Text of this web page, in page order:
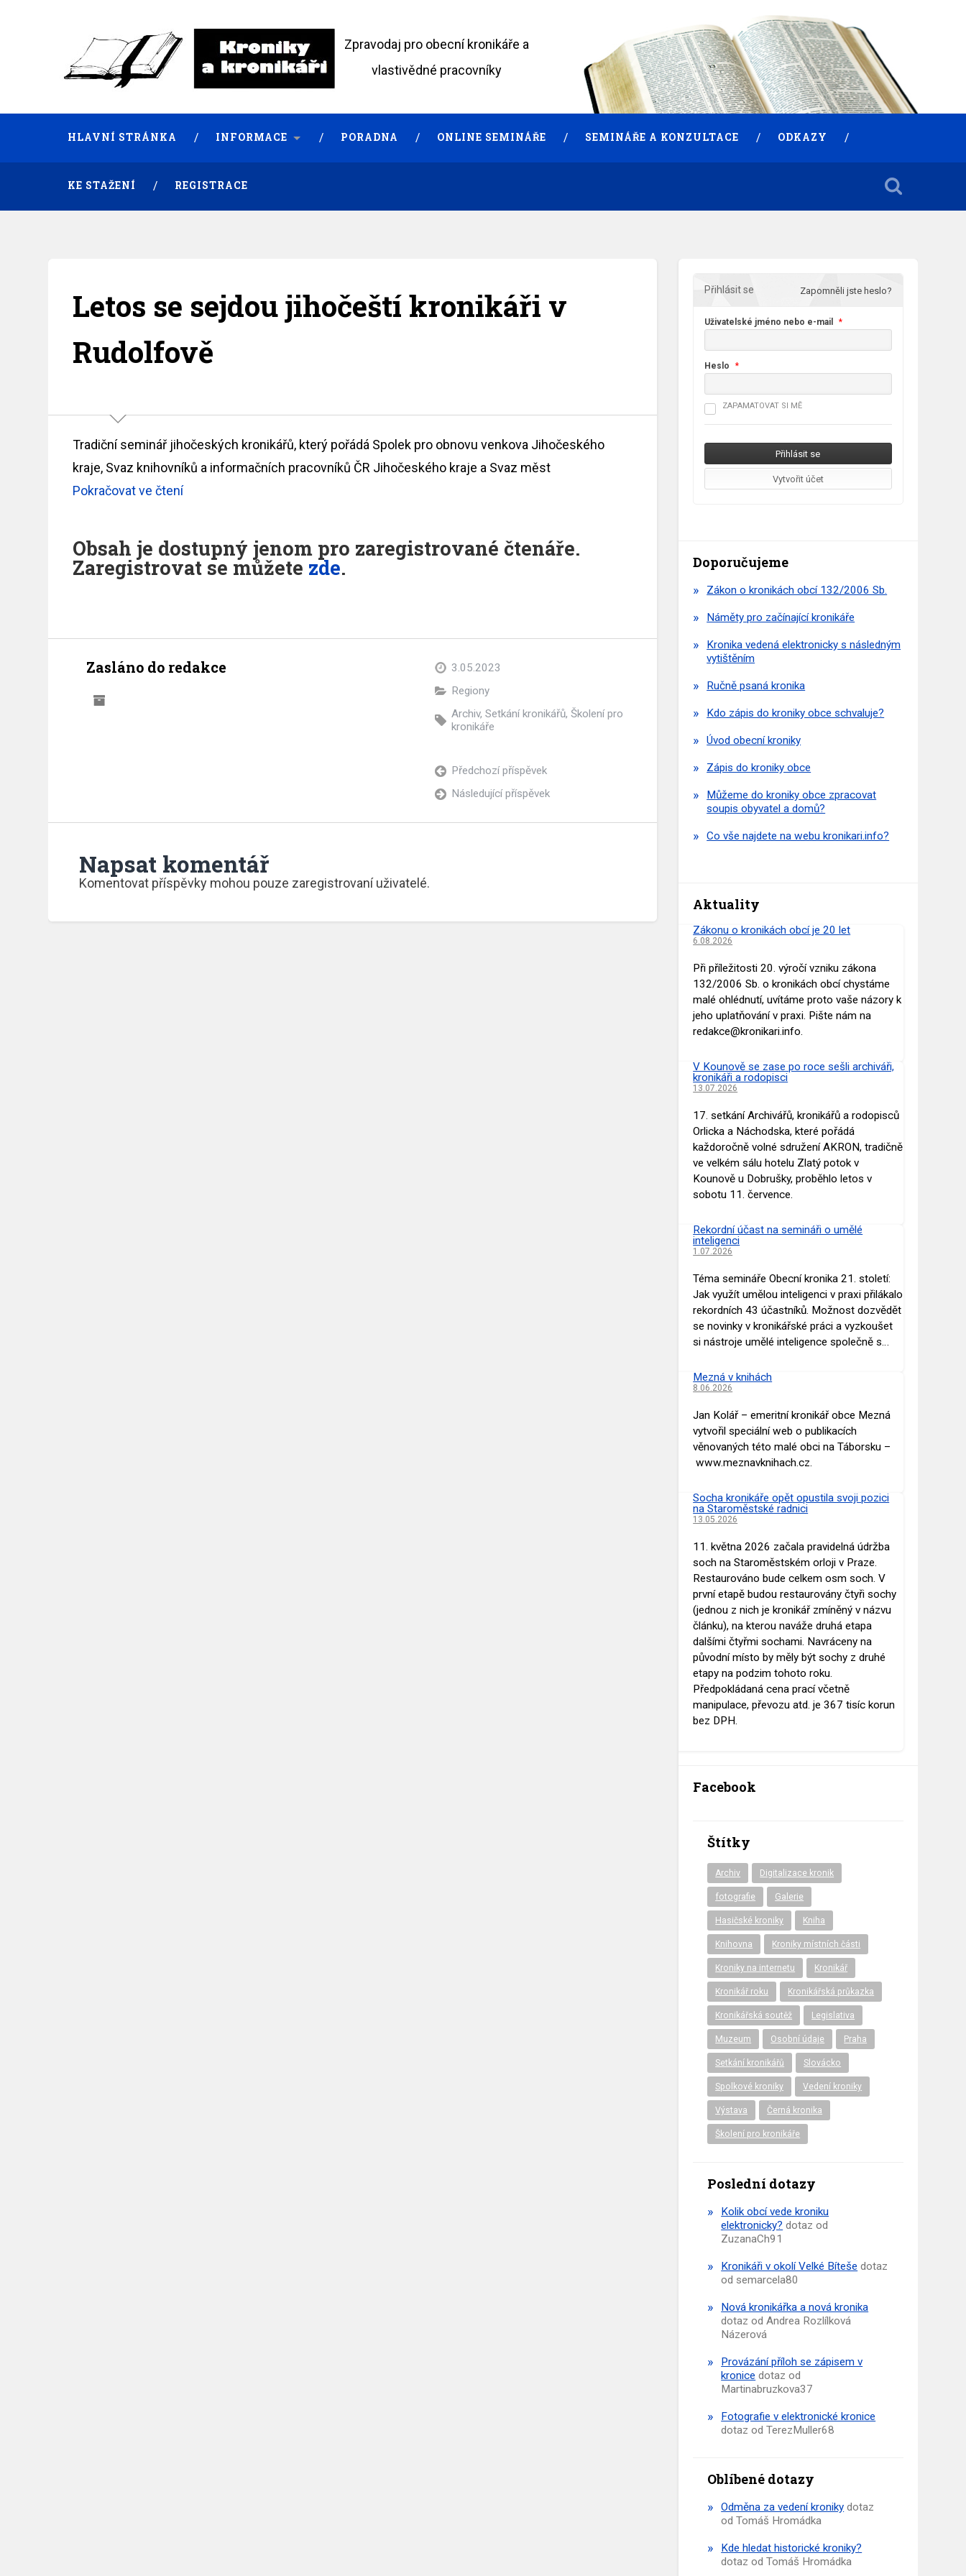
Zpravodaj pro obecní kronikáře a
vlastivědné pracovníky
HLAVNÍ STRÁNKA INFORMACE PORADNA ONLINE SEMINÁŘE SEMINÁŘE A KONZULTACE ODKAZY
KE STAŽENÍ REGISTRACE
Letos se sejdou jihočeští kronikáři v
Rudolfově
Tradiční seminář jihočeských kronikářů, který pořádá Spolek pro obnovu venkova Jihočeského
kraje, Svaz knihovníků a informačních pracovníků ČR Jihočeského kraje a Svaz měst
Pokračovat ve čtení
Obsah je dostupný jenom pro zaregistrované čtenáře.
Zaregistrovat se můžete zde.
Zasláno do redakce
3.05.2023
Regiony
Archiv,Setkání kronikářů,Školení pro
kronikáře
Předchozí příspěvek
Následující příspěvek
Napsat komentář
Komentovat příspěvky mohou pouze zaregistrovaní uživatelé.
Přihlásit se Zapomněli jste heslo?
Uživatelské jméno nebo e-mail *
Heslo *
ZAPAMATOVAT SI MĚ
Doporučujeme
Zákon o kronikách obcí 132/2006 Sb.
Náměty pro začínající kronikáře
Kronika vedená elektronicky s následným
vytištěním
Ručně psaná kronika
Kdo zápis do kroniky obce schvaluje?
Úvod obecní kroniky
Zápis do kroniky obce
Můžeme do kroniky obce zpracovat
soupis obyvatel a domů?
Co vše najdete na webu kronikari.info?
Aktuality
Zákonu o kronikách obcí je 20 let
6.08.2026
Při příležitosti 20. výročí vzniku zákona
132/2006 Sb. o kronikách obcí chystáme
malé ohlédnutí, uvítáme proto vaše názory k
jeho uplatňování v praxi. Pište nám na
redakce@kronikari.info.
V Kounově se zase po roce sešli archiváři,
kronikáři a rodopisci
13.07.2026
17. setkání Archivářů, kronikářů a rodopisců
Orlicka a Náchodska, které pořádá
každoročně volné sdružení AKRON, tradičně
ve velkém sálu hotelu Zlatý potok v
Kounově u Dobrušky, proběhlo letos v
sobotu 11. července.
Rekordní účast na semináři o umělé
inteligenci
1.07.2026
Téma semináře Obecní kronika 21. století:
Jak využít umělou inteligenci v praxi přilákalo
rekordních 43 účastníků. Možnost dozvědět
se novinky v kronikářské práci a vyzkoušet
si nástroje umělé inteligence společně s…
Mezná v knihách
8.06.2026
Jan Kolář – emeritní kronikář obce Mezná
vytvořil speciální web o publikacích
věnovaných této malé obci na Táborsku –
www.meznavknihach.cz.
Socha kronikáře opět opustila svoji pozici
na Staroměstské radnici
13.05.2026
11. května 2026 začala pravidelná údržba
soch na Staroměstském orloji v Praze.
Restaurováno bude celkem osm soch. V
první etapě budou restaurovány čtyři sochy
(jednou z nich je kronikář zmíněný v názvu
článku), na kterou naváže druhá etapa
dalšími čtyřmi sochami. Navráceny na
původní místo by měly být sochy z druhé
etapy na podzim tohoto roku.
Předpokládaná cena prací včetně
manipulace, převozu atd. je 367 tisíc korun
bez DPH.
Facebook
Štítky
Archiv Digitalizace kronik
fotografie Galerie
Hasičské kroniky Kniha
Knihovna Kroniky místních části
Kroniky na internetu Kronikář
Kronikář roku Kronikářská průkazka
Kronikářská soutěž Legislativa
Muzeum Osobní údaje Praha
Setkání kronikářů Slovácko
Spolkové kroniky Vedení kroniky
Výstava Černá kronika
Školení pro kronikáře
Poslední dotazy
Kolik obcí vede kroniku
elektronicky? dotaz od
ZuzanaCh91
Kronikáři v okolí Velké Bíteše dotaz
od semarcela80
Nová kronikářka a nová kronika
dotaz od Andrea Rozlílková
Názerová
Provázání příloh se zápisem v
kronice dotaz od
Martinabruzkova37
Fotografie v elektronické kronice
dotaz od TerezMuller68
Oblíbené dotazy
Odměna za vedení kroniky dotaz
od Tomáš Hromádka
Kde hledat historické kroniky?
dotaz od Tomáš Hromádka